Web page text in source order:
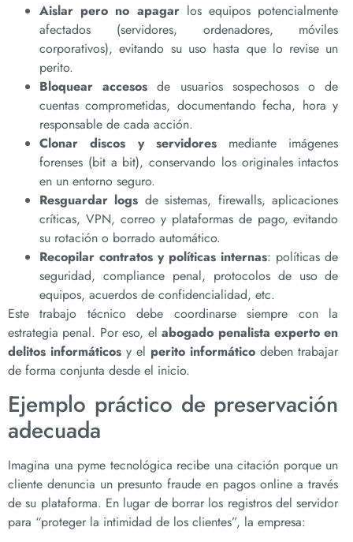
Aislar pero no apagarlos equipos potencialmente
afectados (servidores, ordenadores, móviles
corporativos), evitando su uso hasta que lo revise un
perito.
Bloquear accesos de usuarios sospechosos o de
cuentas comprometidas, documentando fecha, hora y
responsable de cada acción.
Clonar discos y servidoresmediante imágenes
forenses (bit a bit), conservando los originales intactos
en un entorno seguro.
Resguardar logs de sistemas, firewalls, aplicaciones
críticas, VPN, correo y plataformas de pago, evitando
su rotación o borrado automático.
Recopilar contratos y políticas internas: políticas de
seguridad, compliance penal, protocolos de uso de
equipos, acuerdos de confidencialidad, etc.
Este trabajo técnico debe coordinarse siempre con la
estrategia penal. Por eso, elabogado penalista experto en
delitos informáticos y el perito informático deben trabajar
de forma conjunta desde el inicio.
Ejemplo práctico de preservación
adecuada
Imagina una pyme tecnológica recibe una citación porque un
cliente denuncia un presunto fraude en pagos online a través
de su plataforma. En lugar de borrar los registros del servidor
para “proteger la intimidad de los clientes”, la empresa: